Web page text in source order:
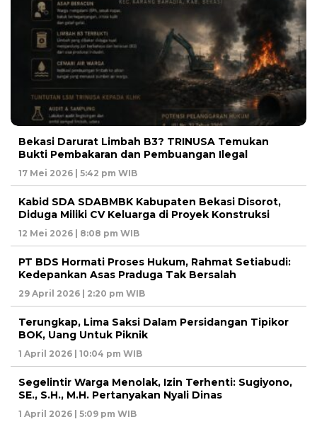
Bekasi Darurat Limbah B3? TRINUSA Temukan
Bukti Pembakaran dan Pembuangan Ilegal
17 Mei 2026 | 5:42 pm WIB
Kabid SDA SDABMBK Kabupaten Bekasi Disorot,
Diduga Miliki CV Keluarga di Proyek Konstruksi
12 Mei 2026 | 8:08 pm WIB
PT BDS Hormati Proses Hukum, Rahmat Setiabudi:
Kedepankan Asas Praduga Tak Bersalah
29 April 2026 | 2:20 pm WIB
Terungkap, Lima Saksi Dalam Persidangan Tipikor
BOK, Uang Untuk Piknik
1 April 2026 | 10:04 pm WIB
Segelintir Warga Menolak, Izin Terhenti: Sugiyono,
SE., S.H., M.H. Pertanyakan Nyali Dinas
1 April 2026 | 5:09 pm WIB